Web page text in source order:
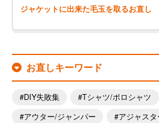
ジャケットに出来た毛玉を取るお直し
お直しキーワード
DIY失敗集
Tシャツ/ポロシャツ
アウター/ジャンパー
アジャス